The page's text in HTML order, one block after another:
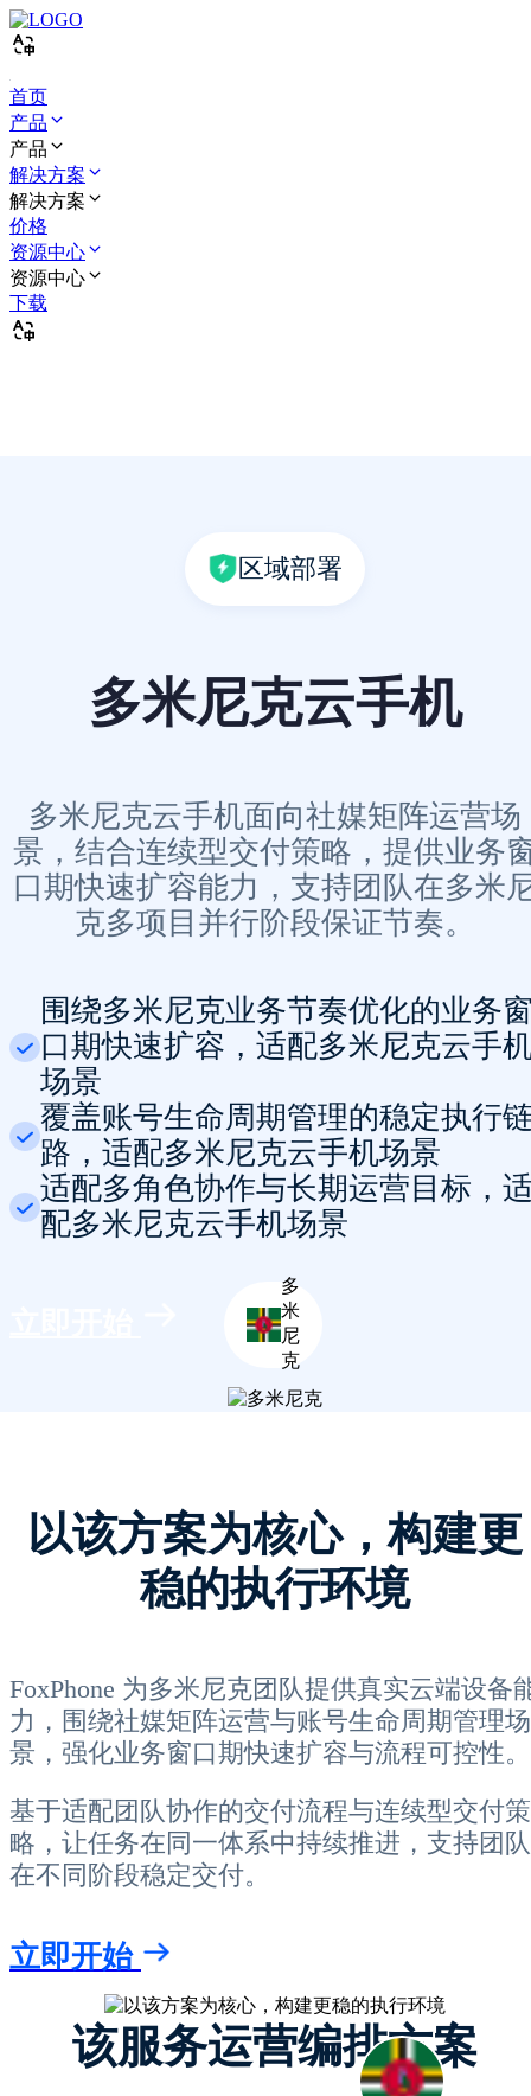
首页
产品
产品
解决方案
解决方案
价格
资源中心
资源中心
下载
区域部署
多米尼克云手机
多米尼克云手机面向社媒矩阵运营场
景，结合连续型交付策略，提供业务
口期快速扩容能力，支持团队在多米
克多项目并行阶段保证节奏。
围绕多米尼克业务节奏优化的业务
口期快速扩容，适配多米尼克云手
场景
覆盖账号生命周期管理的稳定执行
路，适配多米尼克云手机场景
适配多角色协作与长期运营目标，
配多米尼克云手机场景
多
米
尼
克
以该方案为核心，构建更
稳的执行环境
FoxPhone 为多米尼克团队提供真实云端设备
力，围绕社媒矩阵运营与账号生命周期管理场
景，强化业务窗口期快速扩容与流程可控性。
基于适配团队协作的交付流程与连续型交付策
略，让任务在同一体系中持续推进，支持团队
在不同阶段稳定交付。
立即开始
该服务运营编排方案